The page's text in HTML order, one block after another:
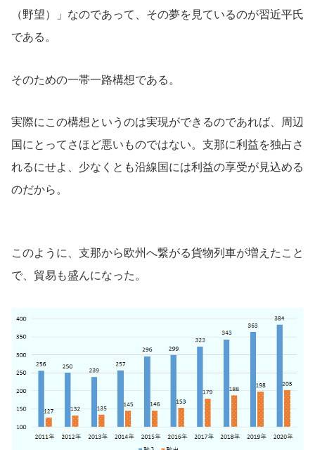
（野望）」なのであって、その夢を見ているのが習近平氏
である。
そのための一帯一路構想である。
実際にこの構想というのは実現ができるのであれば、周辺
国にとってさほど悪いものではない。支那に利益を独占さ
れるにせよ、少なくとも沿線国には利益の享受が見込める
のだから。
このように、支那から欧州へ繋がる貨物列車が増えたこと
で、貿易も盛んになった。